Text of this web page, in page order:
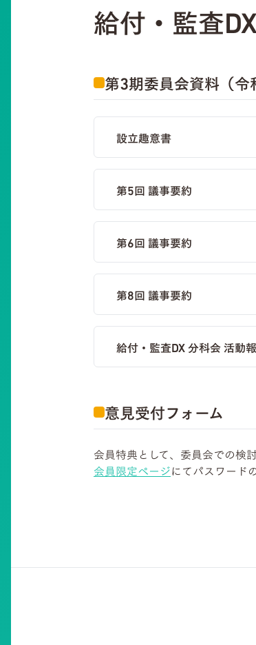
給付・監査
第3期委員会資料（令
設立趣意書
第5回 議事要約
第6回 議事要約
第8回 議事要約
給付・監査DX 分科会 活動
意見受付フォーム
会員特典として、委員会での検
会員限定ページにてパスワード